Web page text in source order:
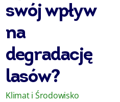
swój wpływ
na
degradację
lasów?
Klimat i Środowisko